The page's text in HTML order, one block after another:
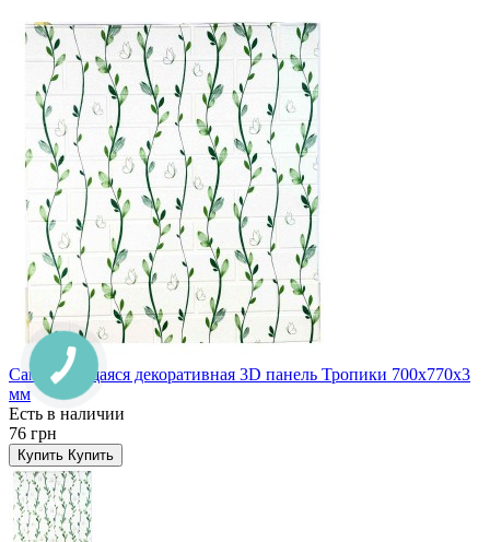
Самоклеющаяся декоративная 3D панель Тропики 700x770x3
мм
Есть в наличии
76 грн
Купить Купить